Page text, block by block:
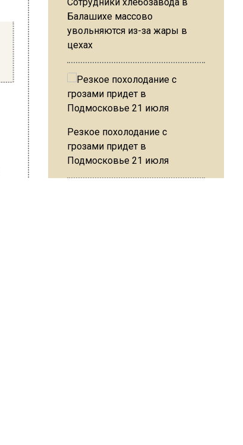
Балашихе массово
увольняются из-за жары в
цехах
Резкое похолодание с
грозами придет в
Подмосковье 21 июля